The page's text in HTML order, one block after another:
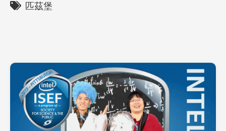
I.T. Team
學生得獎作品
九連環
國際科學與工程大獎賽(ISEF)
SBA
IT比賽&活動
練習時間表
注意事項
我的獎項
我的文章
自家小玩意
匹茲堡